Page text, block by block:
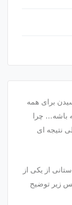
برای همه
باشه… چرا
نتیجه ‌‌‌‌ای
از یکی از
زیر توضیح